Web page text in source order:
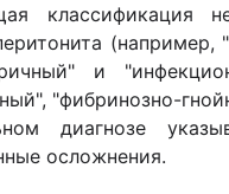
классификация
(например,
и
"фибринозно-
диагнозе
осложнения.